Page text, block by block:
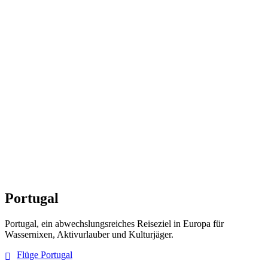
Portugal
Portugal, ein abwechslungsreiches Reiseziel in Europa für
Wassernixen, Aktivurlauber und Kulturjäger.
Flüge Portugal